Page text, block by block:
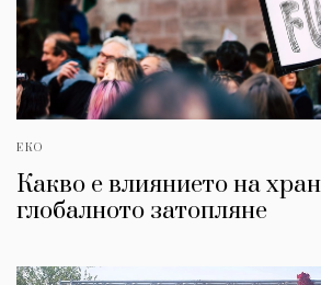
ЕКО
Какво е влиянието на
глобалното затопляне